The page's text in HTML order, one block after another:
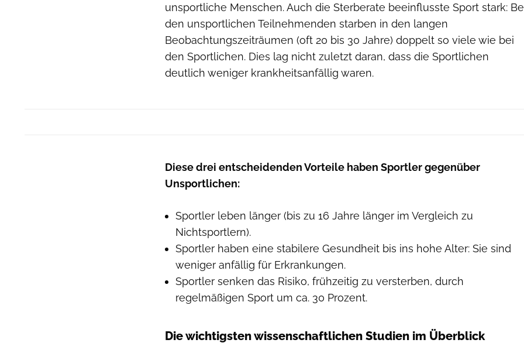
unsportliche Menschen. Auch die Sterberate beeinflusste Sport stark:
den unsportlichen Teilnehmenden starben in den langen
Beobachtungszeiträumen (oft 20 bis 30 Jahre) doppelt so viele wie bei
den Sportlichen. Dies lag nicht zuletzt daran, dass die Sportlichen
deutlich weniger krankheitsanfällig waren.
Diese drei entscheidenden Vorteile haben Sportler gegenüber
Unsportlichen:
Sportler leben länger (bis zu 16 Jahre länger im Vergleich zu
Nichtsportlern).
Sportler haben eine stabilere Gesundheit bis ins hohe Alter: Sie sind
weniger anfällig für Erkrankungen.
Sportler senken das Risiko, frühzeitig zu versterben, durch
regelmäßigen Sport um ca. 30 Prozent.
Die wichtigsten wissenschaftlichen Studien im Überblick